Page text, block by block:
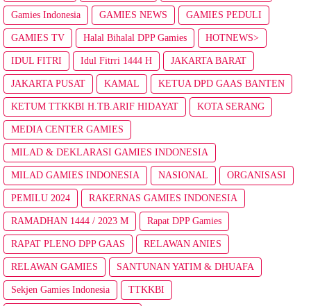
Gamies Indonesia GAMIES NEWS GAMIES PEDULI
GAMIES TV Halal Bihalal DPP Gamies HOTNEWS>
IDUL FITRI Idul Fitrri 1444 H JAKARTA BARAT
JAKARTA PUSAT KAMAL KETUA DPD GAAS BANTEN
KETUM TTKKBI H.TB.ARIF HIDAYAT KOTA SERANG
MEDIA CENTER GAMIES
MILAD & DEKLARASI GAMIES INDONESIA
MILAD GAMIES INDONESIA NASIONAL ORGANISASI
PEMILU 2024 RAKERNAS GAMIES INDONESIA
RAMADHAN 1444 / 2023 M Rapat DPP Gamies
RAPAT PLENO DPP GAAS RELAWAN ANIES
RELAWAN GAMIES SANTUNAN YATIM & DHUAFA
Sekjen Gamies Indonesia TTKKBI